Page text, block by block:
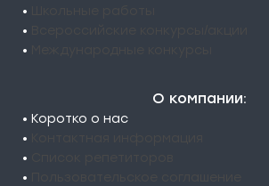
•
•
•
О компании:
• Коротко о нас
•
•
•